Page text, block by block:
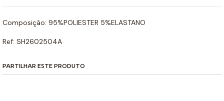
Composição: 95%POLIESTER 5%ELASTANO
Ref: SH2602504A
PARTILHAR ESTE PRODUTO